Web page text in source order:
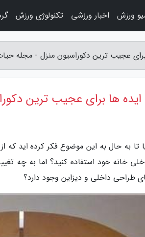
برای عجیب ترین دکوراسیون منزل - مجله
ایده ها برای عجیب ترین
تا به حال به این موضوع فکر کرده اید
خانه خود استفاده کنید؟ اما به چه
طراحی داخلی و دیزاین وجود دارد؟
ورزش اخبار ورزشی تکنولوژی ورزش